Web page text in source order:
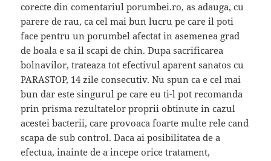
corecte din comentariul porumbei.ro, as adauga, cu
parere de rau, ca cel mai bun lucru pe care il poti
face pentru un porumbel afectat in asemenea grad
de boala e sa il scapi de chin. Dupa sacrificarea
bolnavilor, trateaza tot efectivul aparent sanatos cu
PARASTOP, 14 zile consecutiv. Nu spun ca e cel mai
bun dar este singurul pe care eu ti-l pot recomanda
prin prisma rezultatelor proprii obtinute in cazul
acestei bacterii, care provoaca foarte multe rele cand
scapa de sub control. Daca ai posibilitatea de a
efectua, inainte de a incepe orice tratament,